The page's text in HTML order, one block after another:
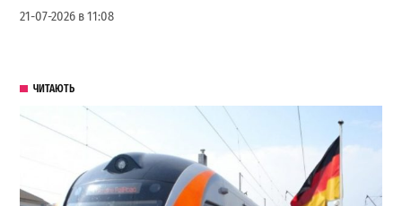
21-07-2026 в 11:08
ЧИТАЮТЬ